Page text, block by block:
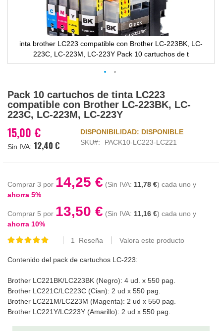
inta brother LC223 compatible con Brother LC-223BK, LC-
223C, LC-223M, LC-223Y Pack 10 cartuchos de t
al
comienzo
de
galería
de
Pack 10 cartuchos de tinta LC223
compatible con Brother LC-223BK, LC-
223C, LC-223M, LC-223Y
15,00 €
12,40 €
DISPONIBILIDAD: DISPONIBLE
SKU
PACK10-LC223-LC221
Comprar 3 por 14,25 € 11,78 € cada uno y
ahorra 5%
Comprar 5 por 13,50 € 11,16 € cada uno y
ahorra 10%
Valoración:
1 Reseña Valora este producto
Contenido del pack de cartuchos LC-223:
Brother LC221BK/LC223BK (Negro): 4 ud. x 550 pag.
Brother LC221C/LC223C (Cian): 2 ud x 550 pag.
Brother LC221M/LC223M (Magenta): 2 ud x 550 pag.
Brother LC221Y/LC223Y (Amarillo): 2 ud x 550 pag.